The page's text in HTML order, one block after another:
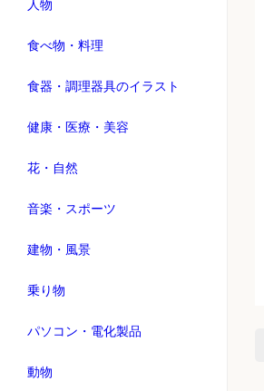
人物
食べ物・料理
食器・調理器具のイラスト
健康・医療・美容
花・自然
音楽・スポーツ
建物・風景
乗り物
パソコン・電化製品
動物